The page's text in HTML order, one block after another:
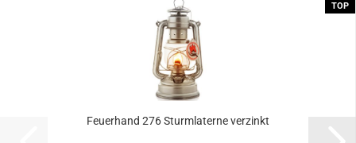
TOP
Feuerhand 276 Sturmlaterne verzinkt